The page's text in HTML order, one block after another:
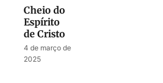
Cheio do
Espírito
de Cristo
4 de março de
2025